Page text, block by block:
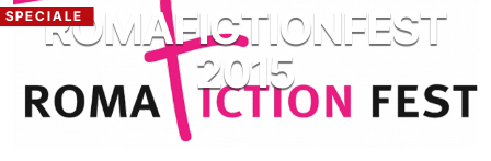
SPECIALEROMAFICTIONFEST
2015